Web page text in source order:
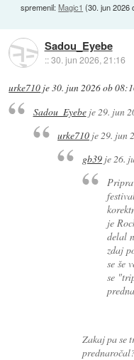
spremenil:Magic1 (30. jun 2026
Sadou_Eyebe
::30. jun 2026, 21:16
urke710 je30. jun 2026 ob
Sadou_Eyebeje29. jun
urke710 je 29. jun
gb39je 26.
je
delal
zdaj
se še
se
Zakaj pa se